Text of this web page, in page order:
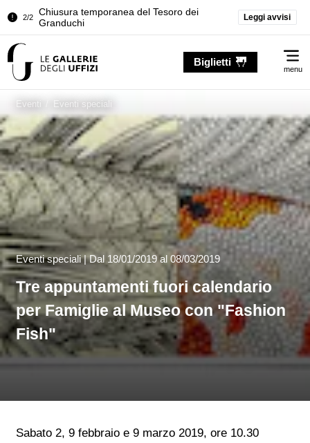
2/2
Chiusura temporanea del Tesoro dei
Granduchi
Sala dell'Iliade
Granduchi
Leggi avvisi
Biglietti
menu
Eventi Eventi speciali
Eventi speciali |Dal 18/01/2019 al 08/03/2019
Tre appuntamenti fuori calendario
per Famiglie al Museo con "Fashion
Fish"
Sabato 2, 9 febbraio e 9 marzo 2019, ore 10.30